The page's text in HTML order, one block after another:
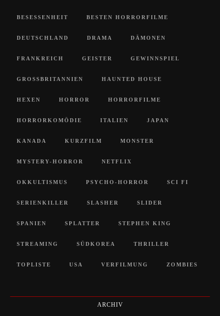
BESESSENHEIT BESTEN HORRORFILME
DEUTSCHLAND DRAMA DÄMONEN
FRANKREICH GEISTER GEWINNSPIEL
GROSSBRITANNIEN HAUNTED HOUSE
HEXEN HORROR HORRORFILME
HORRORKOMÖDIE ITALIEN JAPAN
KANADA KURZFILM MONSTER
MYSTERY-HORROR NETFLIX
OKKULTISMUS PSYCHO-HORROR SCI FI
SERIENKILLER SLASHER SLIDER
SPANIEN SPLATTER STEPHEN KING
STREAMING SÜDKOREA THRILLER
TOPLISTE USA VERFILMUNG ZOMBIES
ARCHIV